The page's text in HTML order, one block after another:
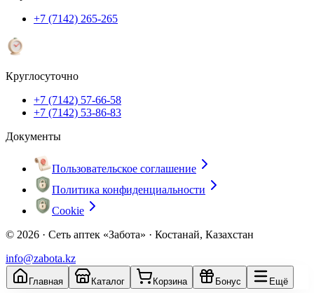
+7 (7142) 265-265
Круглосуточно
+7 (7142) 57-66-58
+7 (7142) 53-86-83
Документы
Пользовательское соглашение
Политика конфиденциальности
Cookie
© 2026 · Сеть аптек «Забота» · Костанай, Казахстан
info@zabota.kz
Главная Каталог Корзина Бонус Ещё